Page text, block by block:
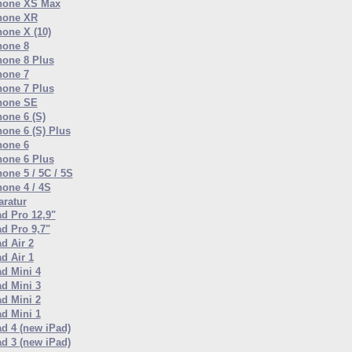
XS Max
XR
X (10)
8
8 Plus
7
7 Plus
SE
6 (S)
6 (S) Plus
6
6 Plus
5 / 5C / 5S
4 / 4S
Pro 12,9"
Pro 9,7"
Air 2
Air 1
Mini 4
Mini 3
Mini 2
Mini 1
4 (new iPad)
3 (new iPad)